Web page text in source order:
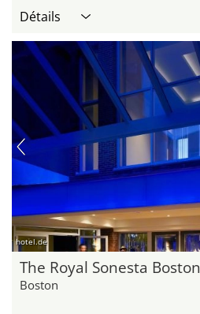
Détails
hotel.de
The Royal Sonesta Boston
Boston